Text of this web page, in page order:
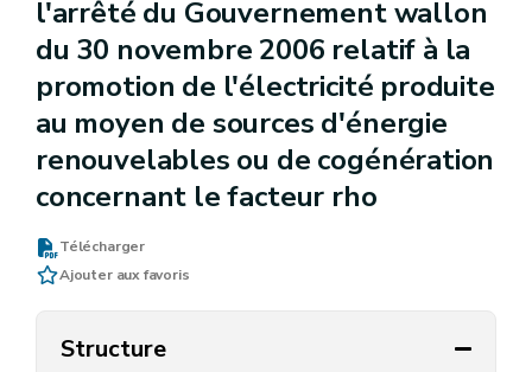
l'arrêté du Gouvernement wallon
du 30 novembre 2006 relatif à la
promotion de l'électricité produite
au moyen de sources d'énergie
renouvelables ou de cogénération
concernant le facteur rho
Télécharger
Ajouter aux favoris
Structure